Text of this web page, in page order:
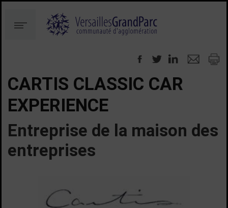
au
contenu
à
Menu
CARTIS CLASSIC CAR
EXPERIENCE
Entreprise de la maison des
entreprises